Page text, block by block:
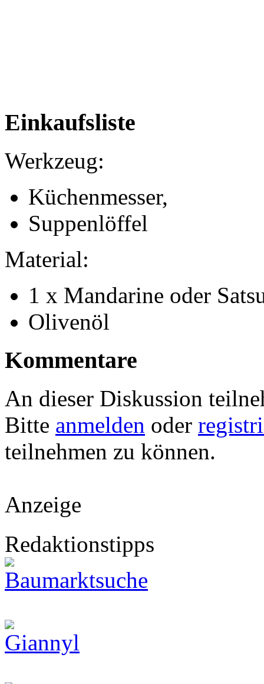
Einkaufsliste
Werkzeug:
Küchenmesser,
Suppenlöffel
Material:
1 x Mandarine oder
Olivenöl
Kommentare
An dieser Diskussion
Bitte anmelden oder
teilnehmen zu können.
Anzeige
Redaktionstipps